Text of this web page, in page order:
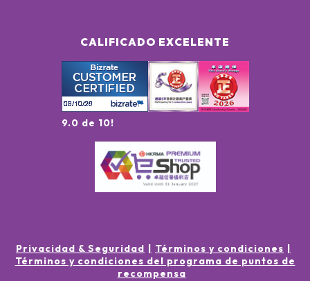
CALIFICADO EXCELENTE
9.0 de 10!
Privacidad & Seguridad
Términos y condiciones
Términos y condiciones del programa de puntos de
recompensa